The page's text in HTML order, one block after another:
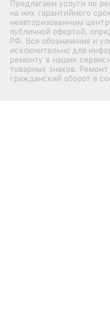
Предлагаем услуги по
на них гарантийного
неавторизованным
публичной офертой,
РФ. Все обозначения и
исключительно для
ремонту в наших
товарных знаков.
гражданский оборот в